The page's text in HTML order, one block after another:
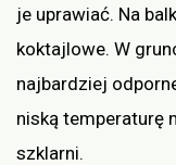
je uprawiać. Na
koktajlowe. W
najbardziej
niską temperaturę
szklarni.